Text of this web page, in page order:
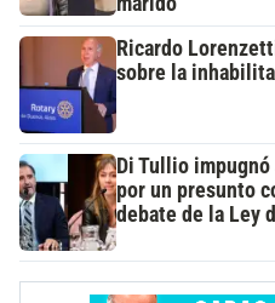
Ricardo
sobre la
Di Tullio
por un presunto
debate de la Ley